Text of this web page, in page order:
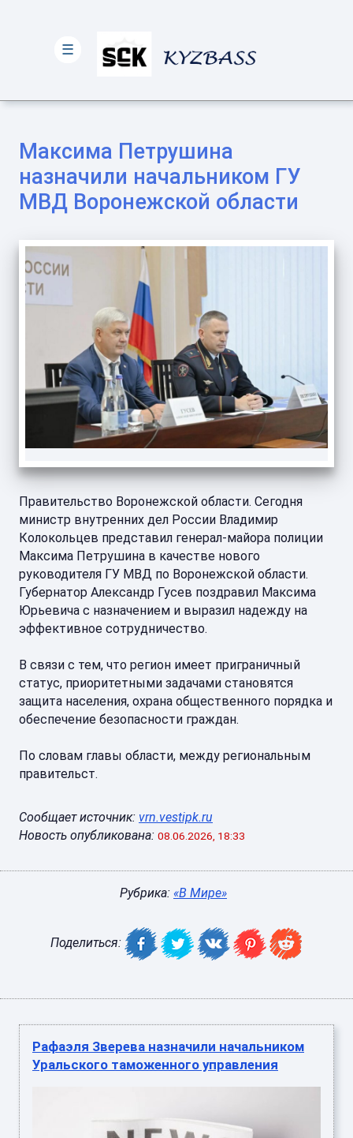
Максима Петрушина
назначили начальником ГУ
МВД Воронежской области
Правительство Воронежской области. Сегодня
министр внутренних дел России Владимир
Колокольцев представил генерал-майора полиции
Максима Петрушина в качестве нового
руководителя ГУ МВД по Воронежской области.
Губернатор Александр Гусев поздравил Максима
Юрьевича с назначением и выразил надежду на
эффективное сотрудничество.
В связи с тем, что регион имеет приграничный
статус, приоритетными задачами становятся
защита населения, охрана общественного порядка и
обеспечение безопасности граждан.
По словам главы области, между региональным
правительст.
Сообщает источник: vrn.vestipk.ru
Новость опубликована: 08.06.2026, 18:33
Рубрика: «В Мире»
Поделиться:
Рафаэля Зверева назначили начальником
Уральского таможенного управления
☰